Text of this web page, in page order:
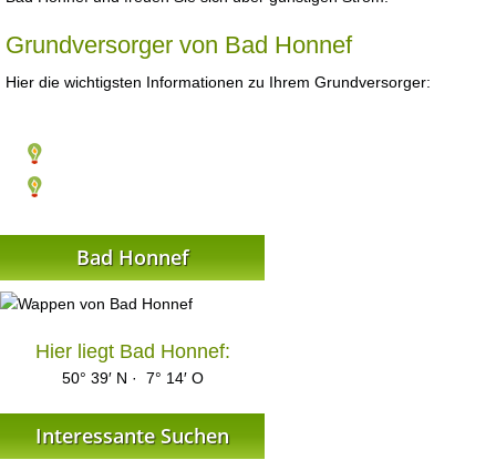
Grundversorger von Bad Honnef
Hier die wichtigsten Informationen zu Ihrem Grundversorger:
Bad Honnef
Hier liegt Bad Honnef:
50° 39′ N · 7° 14′ O
Interessante Suchen